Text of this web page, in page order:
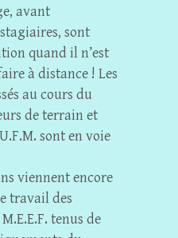
avant
sont
quand il n’est
à distance ! Les
au cours du
de terrain et
sont en voie
viennent encore
travail des
tenus de